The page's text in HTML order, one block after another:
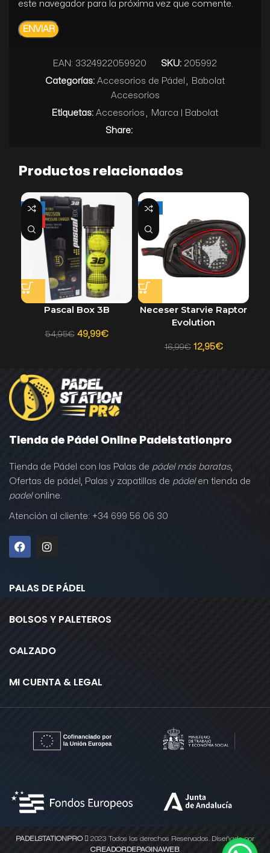
este navegador para la próxima vez que comente.
EAN: 3324922059920 SKU: 205992
Categorías: Accesorios de Pádel
Babolat
Accesorios
Etiquetas: Accesorios
Marca | Babolat
Share:
Productos relacionados
-9%
Pascal Box 3B
54,95€ 49,99€
-24%
Neceser Starvie Raptor
Evolution
16,99€ 12,95€
Tienda de Pádel Online Padelstationpro
Tienda de Pádel con las Palas de pádel más baratas,
Ofertas de pádel, Palas y zapatillas de pádelen tienda de
padelonline.
Atención al cliente: +34 699 56 06 30
PALAS DE PÁDEL
BOLSOS Y PALETEROS
CALZADO
MI CUENTA & LEGAL
PADELSTATIONPRO
2023 Todos los derechos Reservados. Diseñado por
CREADORDEPAGINAWEB.